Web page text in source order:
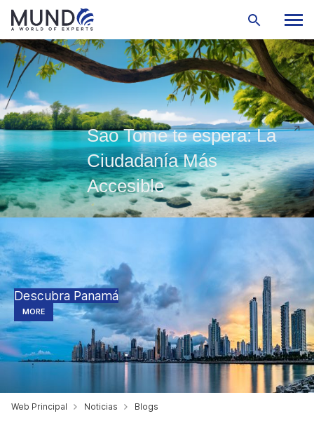
Sao Tome te espera: La
Ciudadanía Más
Accesible
Descubra Panamá
MORE
Web Principal Noticias Blogs